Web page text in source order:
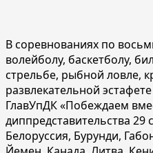
В соревнованиях по
волейболу, баскетболу,
стрельбе, рыбной ловле,
развлекательной
ГлавУпДК «Побеждаем
диппредставительства 29
Белоруссия, Бурунди,